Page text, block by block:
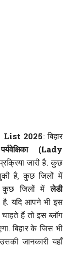
2025: बिहार
(Lady
जारी है. कुछ
है, कुछ जिलों में
कुछ जिलों मेंलेडी
है. यदि आपने भी इस
हैं तो इस ब्लॉग
बिहार के जिस भी
जानकारी यहाँ